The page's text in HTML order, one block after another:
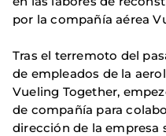
por la compañía aérea
Tras el terremoto del
de empleados de la
Vueling Together,
de compañía para
dirección de la empresa